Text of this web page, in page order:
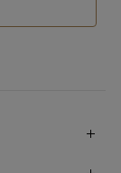
сайте